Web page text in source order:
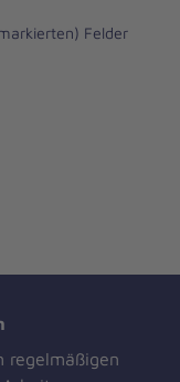
Felder
regelmäßigen